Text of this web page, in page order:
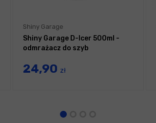
Shiny Garage
Shiny Garage D-Icer 500ml -
odmrażacz do szyb
24,90 zł